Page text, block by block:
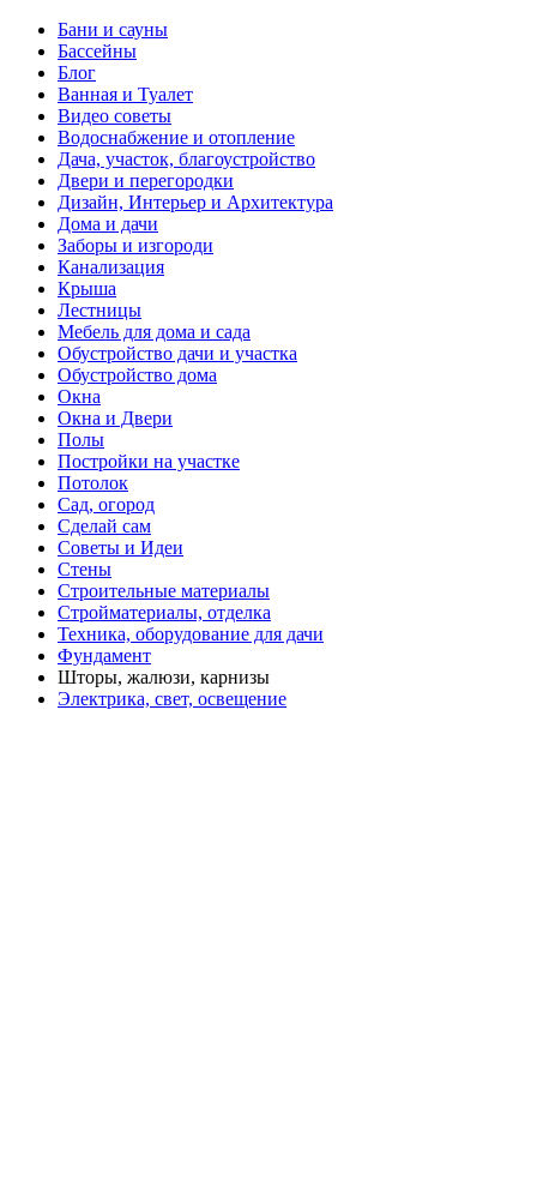
Бани и сауны
Бассейны
Блог
Ванная и Туалет
Видео советы
Водоснабжение и отопление
Дача, участок, благоустройство
Двери и перегородки
Дизайн, Интерьер и Архитектура
Дома и дачи
Заборы и изгороди
Канализация
Крыша
Лестницы
Мебель для дома и сада
Обустройство дачи и участка
Обустройство дома
Окна
Окна и Двери
Полы
Постройки на участке
Потолок
Сад, огород
Сделай сам
Советы и Идеи
Стены
Строительные материалы
Стройматериалы, отделка
Техника, оборудование для дачи
Фундамент
Шторы, жалюзи, карнизы
Электрика, свет, освещение